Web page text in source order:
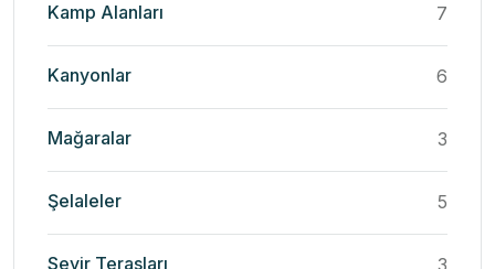
Kamp Alanları 7
Kanyonlar 6
Mağaralar 3
Şelaleler 5
Seyir Terasları